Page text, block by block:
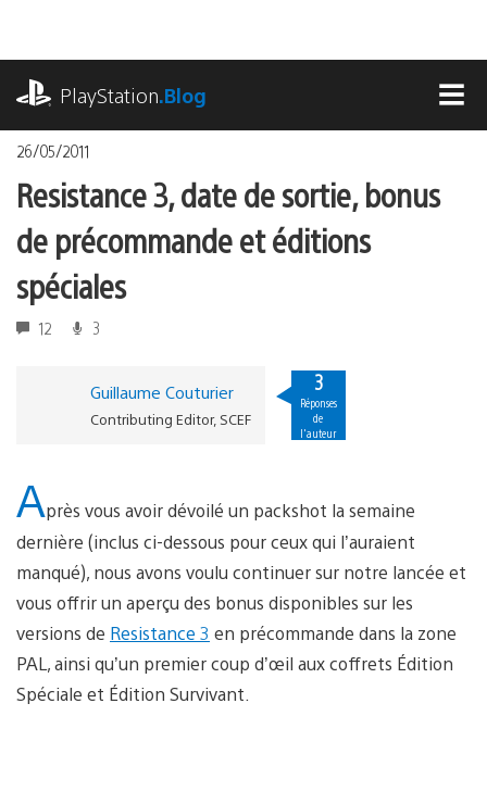
contenu
PlayStation.Blog
26/05/2011
Resistance 3, date de sortie, bonus
de précommande et éditions
spéciales
12 3
Guillaume Couturier
Contributing Editor, SCEF
3
Réponses
de
l'auteur
Après vous avoir dévoilé un packshot la semaine
dernière (inclus ci-dessous pour ceux qui l’auraient
manqué), nous avons voulu continuer sur notre lancée et
vous offrir un aperçu des bonus disponibles sur les
versions de Resistance 3 en précommande dans la zone
PAL, ainsi qu’un premier coup d’œil aux coffrets Édition
Spéciale et Édition Survivant.